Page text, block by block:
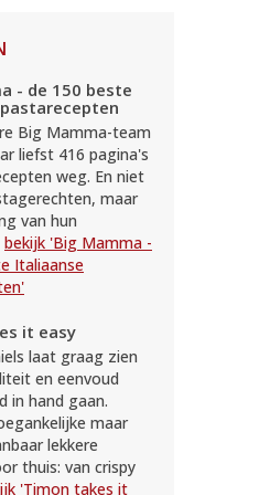
- de 150 beste
Big Mamma-team
liefst 416 pagina's
weg. En niet
maar
van hun
bekijk 'Big Mamma -
Italiaanse
it easy
laat graag zien
en eenvoud
in hand gaan.
maar
lekkere
thuis: van crispy
'Timon takes it